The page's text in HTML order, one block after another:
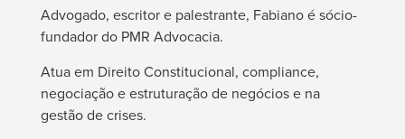
Advogado, escritor e palestrante, Fabiano é sócio-
fundador do PMR Advocacia.
Atua em Direito Constitucional, compliance,
negociação e estruturação de negócios e na
gestão de crises.